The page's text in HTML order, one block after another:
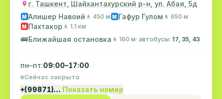
г. Ташкент, Шайхантахурский р-н, ул. Абая, 5д
M Алишер Навоий 🚶 450 м M Гафур Гулом 🚶 650 м
M Пахтакор 🚶 1.1 км
🚌Ближайшая остановка 🚶 160 м· автобусы: 17, 35, 43
пн–пт:09:00–17:00
Сейчас закрыто
+(99871)… Показать номер